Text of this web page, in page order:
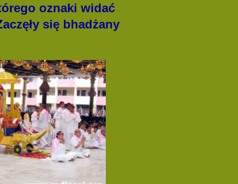
oznaki widać
się bhadżany